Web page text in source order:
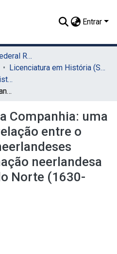
Entrar
01. Universidade Federal Rural de Pernambuco - UFRPE (Sede)
Licenciatura em História (Sede)
TCC - Licenciatura em História (Sede)
Entre o sertão e a Companhia: uma análise sobre a relação entre o povo Tarairiú e neerlandeses durante a dominação neerlandesa nas Capitanias do Norte (1630-1654)
Companhia: uma
entre o
neerlandesa
Norte (1630-